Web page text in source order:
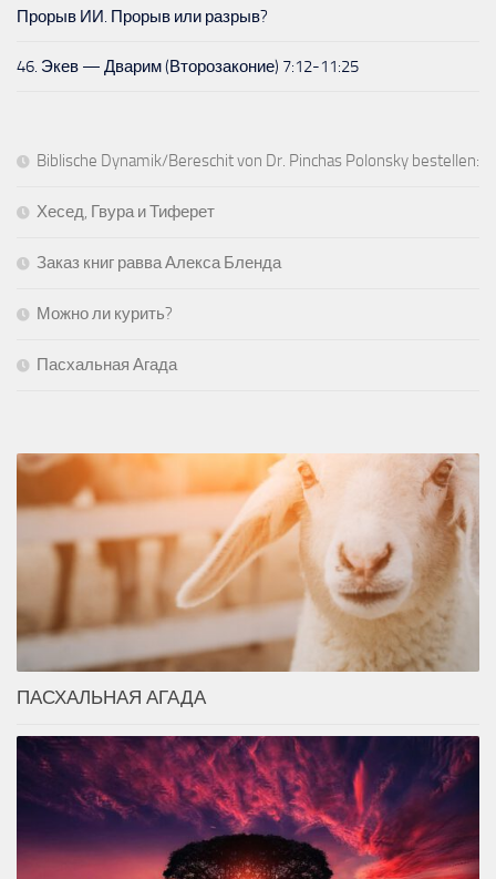
Прорыв ИИ. Прорыв или разрыв?
46. Экев — Дварим (Второзаконие) 7:12-11:25
Biblische Dynamik/Bereschit von Dr. Pinchas Polonsky bestellen:
Хесед, Гвура и Тиферет
Заказ книг равва Алекса Бленда
Можно ли курить?
Пасхальная Агада
ПАСХАЛЬНАЯ АГАДА